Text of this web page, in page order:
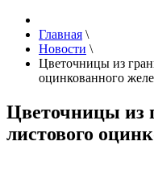
Главная \
Новости \
Цветочницы из
оцинкованного
Цветочницы из
листового